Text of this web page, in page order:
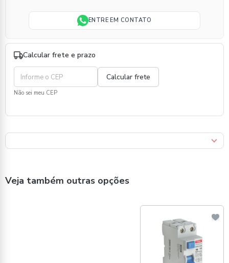
ENTRE EM CONTATO
Calcular frete e prazo
Não sei meu CEP
Veja também outras opções